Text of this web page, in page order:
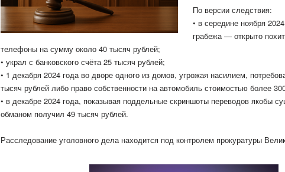
По версии следствия:
• в середине ноября
грабежа — открыто
телефоны на сумму около 40 тысяч рублей;
• украл с банковского счёта 25 тысяч рублей;
• 1 декабря 2024 года во дворе одного из домов, угрожая насилием,
тысяч рублей либо право собственности на автомобиль стоимостью более
• в декабре 2024 года, показывая поддельные скриншоты переводов якобы
обманом получил 49 тысяч рублей.
Расследование уголовного дела находится под контролем прокуратуры